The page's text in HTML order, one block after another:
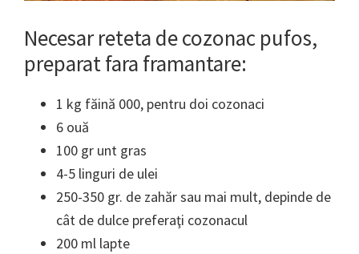
Necesar reteta de cozonac pufos,
preparat fara framantare:
1 kg făină 000, pentru doi cozonaci
6 ouă
100 gr unt gras
4-5 linguri de ulei
250-350 gr. de zahăr sau mai mult, depinde de
cât de dulce preferaţi cozonacul
200 ml lapte